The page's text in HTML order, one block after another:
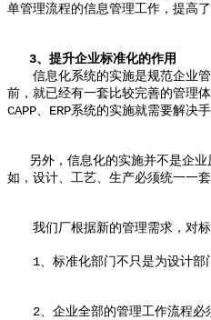
单管理流程的信息管理工作，提高
3、提升企业标准化的作用
信息化系统的实施是规范企业管
前，就已经有一套比较完善的管理
CAPP、ERP系统的实施就需要解决
另外，信息化的实施并不是企业
如，设计、工艺、生产必须统一一
我们厂根据新的管理需求，对标
1、标准化部门不只是为设计部
2、企业全部的管理工作流程必